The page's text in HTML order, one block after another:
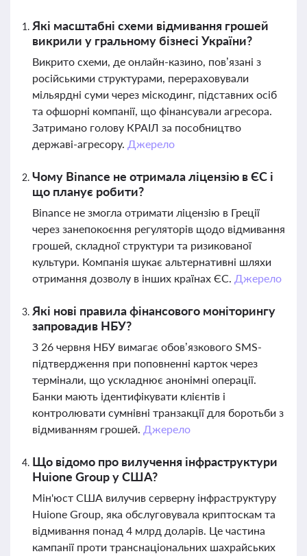
Які масштабні схеми відмивання грошей
викрили у гральному бізнесі України?
Викрито схеми, де онлайн-казино, пов’язані з
російськими структурами, перераховували
мільярдні суми через міскодинг, підставних осіб
та офшорні компанії, що фінансували агресора.
Затримано голову КРАІЛ за пособництво
державі-агресору. Джерело
Чому Binance не отримала ліцензію в ЄС і
що планує робити?
Binance не змогла отримати ліцензію в Греції
через занепокоєння регуляторів щодо відмивання
грошей, складної структури та ризикованої
культури. Компанія шукає альтернативні шляхи
отримання дозволу в інших країнах ЄС. Джерело
Які нові правила фінансового моніторингу
запровадив НБУ?
З 26 червня НБУ вимагає обов’язкового SMS-
підтвердження при поповненні карток через
термінали, що ускладнює анонімні операції.
Банки мають ідентифікувати клієнтів і
контролювати сумнівні транзакції для боротьби з
відмиванням грошей. Джерело
Що відомо про вилучення інфраструктури
Huione Group у США?
Мін'юст США вилучив серверну інфраструктуру
Huione Group, яка обслуговувала криптоскам та
відмивання понад 4 млрд доларів. Це частина
кампанії проти транснаціональних шахрайських